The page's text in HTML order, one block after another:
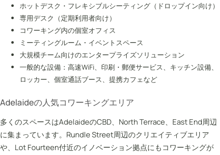
ホットデスク・フレキシブルシーティング（ドロップイン向け）
専用デスク（定期利用者向け）
コワーキング内の個室オフィス
ミーティングルーム・イベントスペース
大規模チーム向けのエンタープライズソリューション
一般的な設備：高速WiFi、印刷・郵便サービス、キッチン設備、
ロッカー、個室通話ブース、提携カフェなど
Adelaideの人気コワーキングエリア
多くのスペースはAdelaideのCBD、North Terrace、East End周辺
に集まっています。Rundle Street周辺のクリエイティブエリア
や、Lot Fourteen付近のイノベーション拠点にもコワーキングが